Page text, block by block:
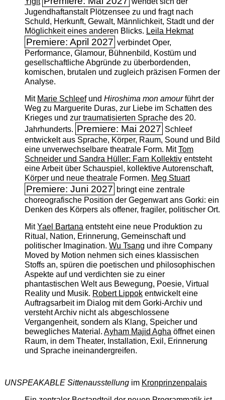
Jugendhaftanstalt Plötzensee zu und fragt nach
Schuld, Herkunft, Gewalt, Männlichkeit, Stadt und der
Möglichkeit eines anderen Blicks. Leila Hekmat
Premiere: April 2027 verbindet Oper,
Performance, Glamour, Bühnenbild, Kostüm und
gesellschaftliche Abgründe zu überbordenden,
komischen, brutalen und zugleich präzisen Formen der
Analyse.
Mit Marie Schleefund Hiroshima mon amourführt der
Weg zu Marguerite Duras, zur Liebe im Schatten des
Krieges und zur traumatisierten Sprache des 20.
Jahrhunderts. Premiere: Mai 2027 Schleef
entwickelt aus Sprache, Körper, Raum, Sound und Bild
eine unverwechselbare theatrale Form. MitTom
Schneider und Sandra Hüller: Farn Kollektiventsteht
eine Arbeit über Schauspiel, kollektive Autorenschaft,
Körper und neue theatrale Formen. Meg Stuart
Premiere: Juni 2027 bringt eine zentrale
choreografische Position der Gegenwart ans Gorki: ein
Denken des Körpers als offener, fragiler, politischer Ort.
MitYael Bartanaentsteht eine neue Produktion zu
Ritual, Nation, Erinnerung, Gemeinschaft und
politischer Imagination. Wu Tsang und ihre Company
Moved by Motion nehmen sich eines klassischen
Stoffs an, spüren die poetischen und philosophischen
Aspekte auf und verdichten sie zu einer
phantastischen Welt aus Bewegung, Poesie, Virtual
Reality und Musik. Robert Lippokentwickelt eine
Auftragsarbeit im Dialog mit dem Gorki-Archiv und
versteht Archiv nicht als abgeschlossene
Vergangenheit, sondern als Klang, Speicher und
bewegliches Material. Ayham Majid Aghaöffnet einen
Raum, in dem Theater, Installation, Exil, Erinnerung
und Sprache ineinandergreifen.
UNSPEAKABLE Sittenausstellungim Kronprinzenpalais